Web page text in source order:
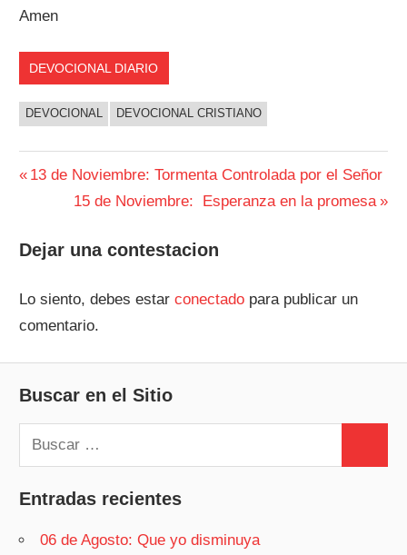
Amen
DEVOCIONAL DIARIO
DEVOCIONAL DEVOCIONAL CRISTIANO
Navegación
entradas
Entrada
anterior:
13 de Noviembre: Tormenta Controlada por el Señor
Siguiente
15 de Noviembre: Esperanza en la promesa
Dejar una contestacion
Lo siento, debes estarconectado para publicar un
comentario.
Buscar en el Sitio
Buscar:
Entradas recientes
06 de Agosto: Que yo disminuya